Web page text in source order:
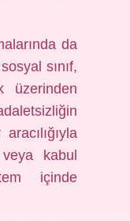
da
sınıf,
üzerinden
kabul
içinde